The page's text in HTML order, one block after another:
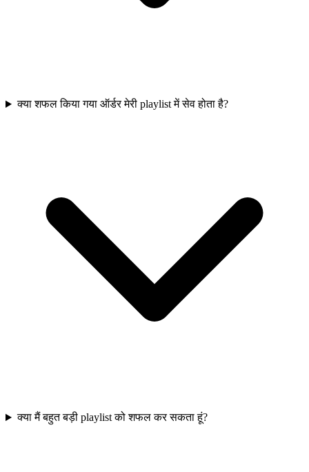
क्या शफल किया गया ऑर्डर मेरी playlist में सेव होता है?
क्या मैं बहुत बड़ी playlist को शफल कर सकता हूं?